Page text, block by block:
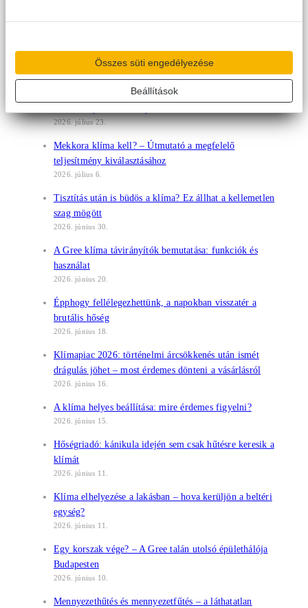
Összes süti engedélyezése
Beállítások
választáshoz
Jót tenni mindig jó: klímákat adományoztunk a Gyulai
2026. július 23.
Mekkora klíma kell? – Útmutató a megfelelő
teljesítmény kiválasztásához
2026. július 6.
Tisztítás után is büdös a klíma? Ez állhat a kellemetlen
szag mögött
2026. június 30.
A Gree klíma távirányítók bemutatása: funkciók és
használat
2026. június 20.
Épphogy fellélegezhettünk, a napokban visszatér a
brutális hőség
2026. június 18.
Klímapiac 2026: történelmi árcsökkenés után ismét
drágulás jöhet – most érdemes dönteni a vásárlásról
2026. június 16.
A klíma helyes beállítása: mire érdemes figyelni?
2026. június 15.
Hőségriadó: kánikula idején sem csak hűtésre keresik a
klímát
2026. június 11.
Klíma elhelyezése a lakásban – hova kerüljön a beltéri
egység?
2026. június 11.
Egy korszak vége? – A Gree talán utolsó épülethálója
Budapesten
2026. június 10.
Mennyezethűtés és mennyezetfűtés – a láthatatlan